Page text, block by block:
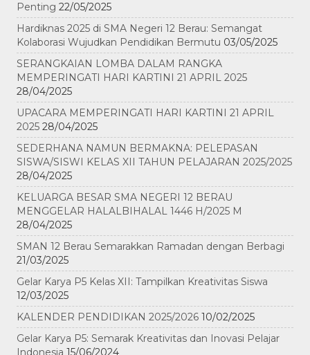
Penting 22/05/2025
Hardiknas 2025 di SMA Negeri 12 Berau: Semangat
Kolaborasi Wujudkan Pendidikan Bermutu 03/05/2025
SERANGKAIAN LOMBA DALAM RANGKA
MEMPERINGATI HARI KARTINI 21 APRIL 2025
28/04/2025
UPACARA MEMPERINGATI HARI KARTINI 21 APRIL
2025 28/04/2025
SEDERHANA NAMUN BERMAKNA: PELEPASAN
SISWA/SISWI KELAS XII TAHUN PELAJARAN 2025/2025
28/04/2025
KELUARGA BESAR SMA NEGERI 12 BERAU
MENGGELAR HALALBIHALAL 1446 H/2025 M
28/04/2025
SMAN 12 Berau Semarakkan Ramadan dengan Berbagi
21/03/2025
Gelar Karya P5 Kelas XII: Tampilkan Kreativitas Siswa
12/03/2025
KALENDER PENDIDIKAN 2025/2026 10/02/2025
Gelar Karya P5: Semarak Kreativitas dan Inovasi Pelajar
Indonesia 15/06/2024